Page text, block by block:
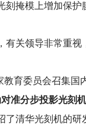
刻掩模上增加保
关领导非常重视
育委员会召集国
准分步投影光刻
清华光刻机的研